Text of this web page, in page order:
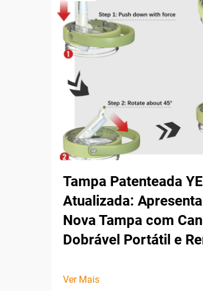
Tampa Patenteada
Atualizada:
Nova Tampa com
Dobrável Portátil e
Ver Mais